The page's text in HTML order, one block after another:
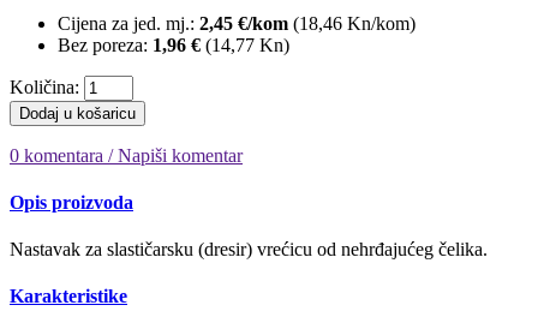
Cijena za jed. mj.: 2,45 €/kom (18,46 Kn/kom)
Bez poreza: 1,96 € (14,77 Kn)
Količina:
Dodaj u košaricu
0 komentara / Napiši komentar
Opis proizvoda
Nastavak za slastičarsku (dresir) vrećicu od nehrđajućeg čelika.
Karakteristike